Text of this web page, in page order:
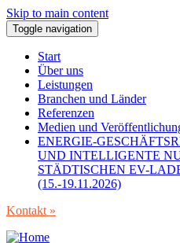
Skip to main content
Toggle navigation
Start
Über uns
Leistungen
Branchen und Länder
Referenzen
Medien und
ENERGIE-
UND INTELLIGENTE
STÄDTISCHEN EV-
(15.-19.11.2026)
Kontakt »